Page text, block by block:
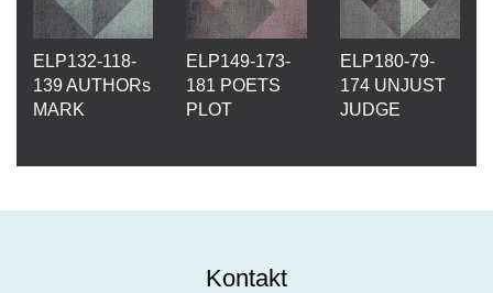
ELP132-118-
139 AUTHORs
MARK
ELP149-173-
181 POETS
PLOT
ELP180-79-
174 UNJUST
JUDGE
Kontakt